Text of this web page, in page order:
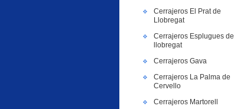
Cerrajeros El Prat de
Llobregat
Cerrajeros Esplugues de
llobregat
Cerrajeros Gava
Cerrajeros La Palma de
Cervello
Cerrajeros Martorell